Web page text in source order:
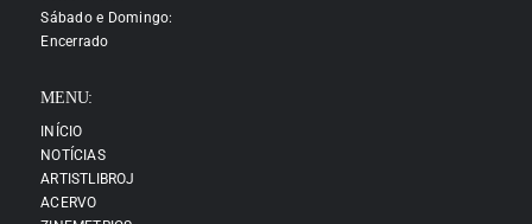
Sábado e Domingo:
Encerrado
MENU:
INÍCIO
NOTÍCIAS
ARTISTLIBROJ
ACERVO